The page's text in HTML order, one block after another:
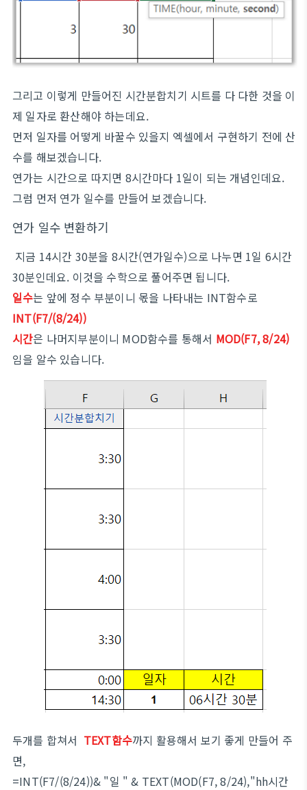
그리고 이렇게 만들어진 시간분합치기 시트를 다 다한 것을 이
제 일자로 환산해야 하는데요.
먼저 일자를 어떻게 바꿀수 있을지 엑셀에서 구현하기 전에 산
수를 해보겠습니다.
연가는 시간으로 따지면 8시간마다 1일이 되는 개념인데요.
그럼 먼저 연가 일수를 만들어 보겠습니다.
연가 일수 변환하기
지금 14시간 30분을 8시간(연가일수)으로 나누면 1일 6시간
30분인데요. 이것을 수학으로 풀어주면 됩니다.
일수는 앞에 정수 부분이니 몫을 나타내는 INT함수로
INT(F7/(8/24))
시간은 나머지부분이니 MOD함수를 통해서 MOD(F7, 8/24)
임을 알수 있습니다.
두개를 합쳐서 TEXT함수까지 활용해서 보기 좋게 만들어 주
면,
=INT(F7/(8/24))& "일 " & TEXT(MOD(F7, 8/24),"hh시간